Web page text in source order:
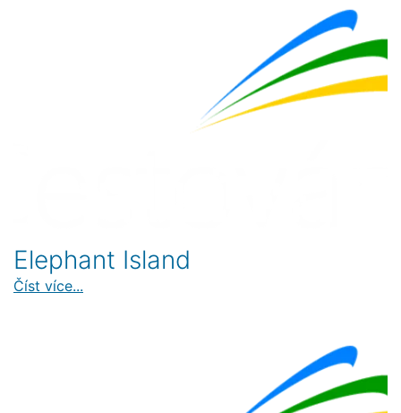
Elephant Island
Číst více...